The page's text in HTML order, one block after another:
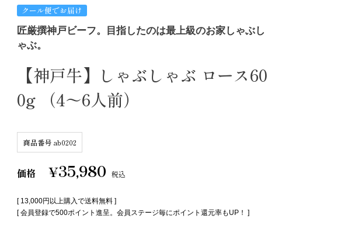
クール便でお届け
匠厳撰神戸ビーフ。目指したのは最上級のお家しゃぶし
ゃぶ。
【神戸牛】しゃぶしゃぶ ロース60
0g （4～6人前）
商品番号 ab0202
価格 ¥35,980 税込
[ 13,000円以上購入で送料無料 ]
[ 会員登録で500ポイント進呈。会員ステージ毎にポイント還元率もUP！ ]